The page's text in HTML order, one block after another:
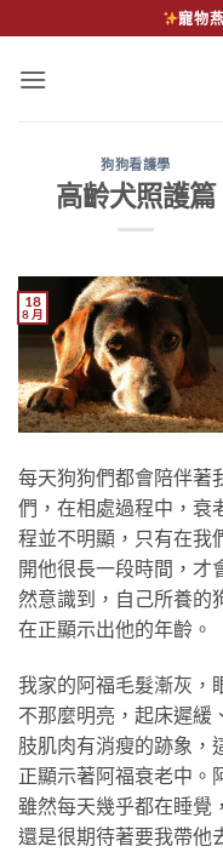
to
content
寵物
狗狗看護學
高齡犬照護篇
18
8 月
每天狗狗們都會陪伴著
們，在相處過程中，衰
程並不明顯，只有在我
開他很長一段時間，才
然意識到，自己所養的
在正顯示出他的年齡。
我家的阿福毛髮漸灰，
不那麼明亮，起床遲緩
肢肌肉有消瘦的跡象，
正顯示著阿福衰老中。
雖然每天幾乎都在睡覺
還是很期待著要我帶他